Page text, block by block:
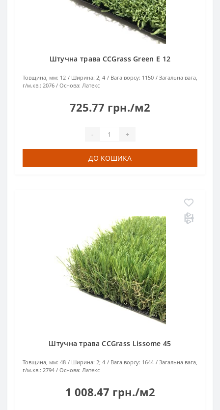
Штучна трава CCGrass Green E 12
Товщина, мм: 12 Ширина: 2; 4 Вага ворсу: 1150
Загальна вага,
г/м.кв.: 2076 Основа: Латекс
725.77 грн./м2
- +
ДО КОШИКА
Штучна трава CCGrass Lissome 45
Товщина, мм: 48 Ширина: 2; 4 Вага ворсу: 1644
Загальна вага,
г/м.кв.: 2794 Основа: Латекс
1 008.47 грн./м2